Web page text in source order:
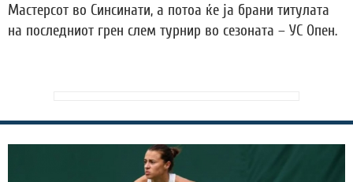
Мастерсот во Синсинати, а потоа ќе ја брани титулата
на последниот грен слем турнир во сезоната – УС Опен.